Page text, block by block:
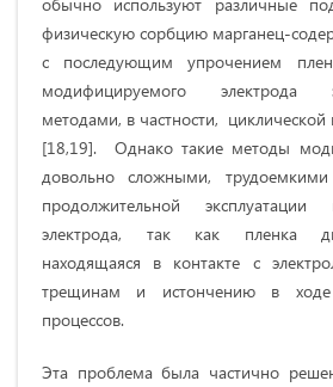
физическую сорбцию марганец-
с последующим упрочением
модифицируемого электрода
методами, в частности,
[18,19]. Однако такие методы
довольно сложными,
продолжительной эксплуатации
электрода, так как пленка
находящаяся в контакте с
трещинам и истончению в ходе
процессов.
Эта проблема была частично